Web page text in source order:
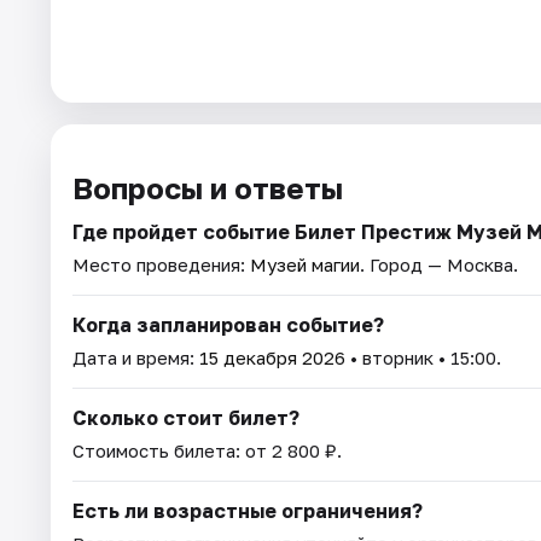
Вопросы и ответы
Где пройдет событие Билет Престиж Музей
Место проведения: Музей магии. Город — Москва.
Когда запланирован событие?
Дата и время: 15 декабря 2026 • вторник • 15:00.
Сколько стоит билет?
Стоимость билета: от 2 800 ₽.
Есть ли возрастные ограничения?